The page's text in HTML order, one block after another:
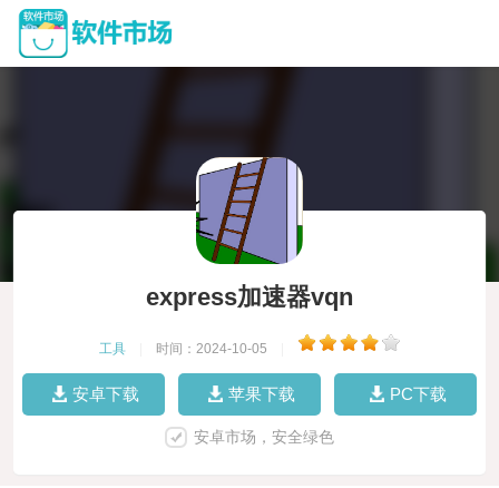
express加速器vqn
工具 时间：2024-10-05
安卓下载 苹果下载 PC下载
安卓市场，安全绿色